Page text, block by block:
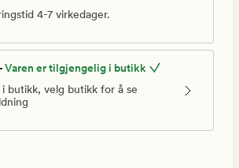
4-7 virkedager.
Varen er tilgjengelig i butikk
i butikk, velg butikk for å se